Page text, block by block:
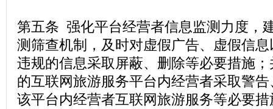
第五条 强化平台经营者信息监测力度，
测筛查机制，及时对虚假广告、虚假信
违规的信息采取屏蔽、删除等必要措施
的互联网旅游服务平台内经营者采取警
该平台内经营者互联网旅游服务等必要